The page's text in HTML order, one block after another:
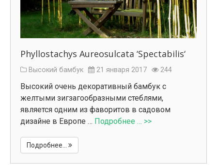
Phyllostachys Aureosulcata ‘Spectabilis‘
Высокий бамбук 21 января 2017 244
Высокий очень декоративный бамбук с
желтыми зигзагообразными стеблями,
является одним из фаворитов в садовом
дизайне в Европе … Подробнее … >>
Подробнее...